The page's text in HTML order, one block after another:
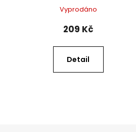
Vyprodáno
209 Kč
Detail